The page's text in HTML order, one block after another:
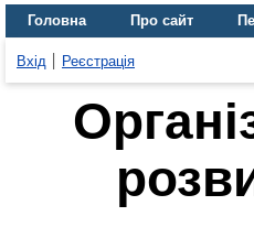
Головна Про сайт
Вхід Реєстрація